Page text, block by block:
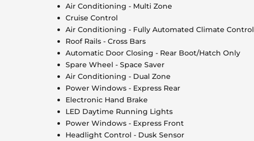
Air Conditioning - Multi Zone
Cruise Control
Air Conditioning - Fully Automated Climate Control
Roof Rails - Cross Bars
Automatic Door Closing - Rear Boot/Hatch Only
Spare Wheel - Space Saver
Air Conditioning - Dual Zone
Power Windows - Express Rear
Electronic Hand Brake
LED Daytime Running Lights
Power Windows - Express Front
Headlight Control - Dusk Sensor